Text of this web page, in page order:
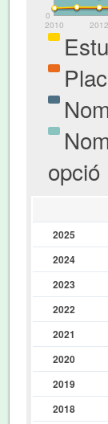
2010 2012
0
opció
2025
2024
2023
2022
2021
2020
2019
2018